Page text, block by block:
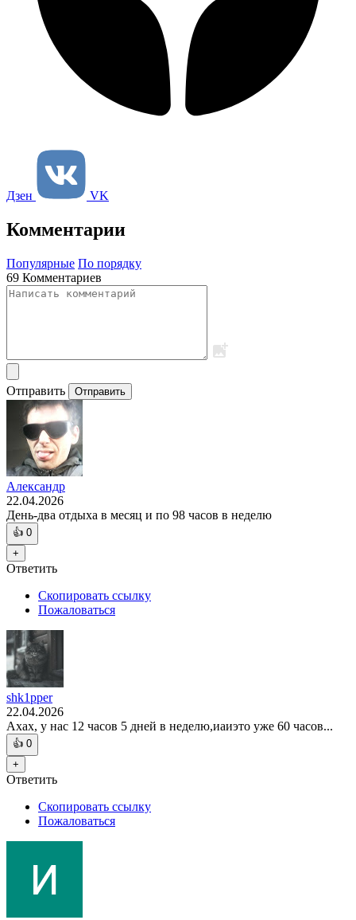
Дзен VK
Комментарии
Популярные По порядку
69 Комментариев
Отправить Отправить
Александр
22.04.2026
День-два отдыха в месяц и по 98 часов в неделю
👍 0
+
Ответить
Скопировать ссылку
Пожаловаться
shk1pper
22.04.2026
Ахах, у нас 12 часов 5 дней в неделю,иаиэто уже 60 часов...
👍 0
+
Ответить
Скопировать ссылку
Пожаловаться